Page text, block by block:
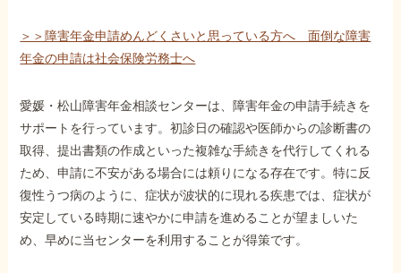
＞＞障害年金申請めんどくさいと思っている方へ 面倒な障害
年金の申請は社会保険労務士へ
愛媛・松山障害年金相談センターは、障害年金の申請手続きを
サポートを行っています。初診日の確認や医師からの診断書の
取得、提出書類の作成といった複雑な手続きを代行してくれる
ため、申請に不安がある場合には頼りになる存在です。特に反
復性うつ病のように、症状が波状的に現れる疾患では、症状が
安定している時期に速やかに申請を進めることが望ましいた
め、早めに当センターを利用することが得策です。